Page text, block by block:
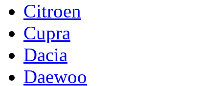
Citroen
Cupra
Dacia
Daewoo